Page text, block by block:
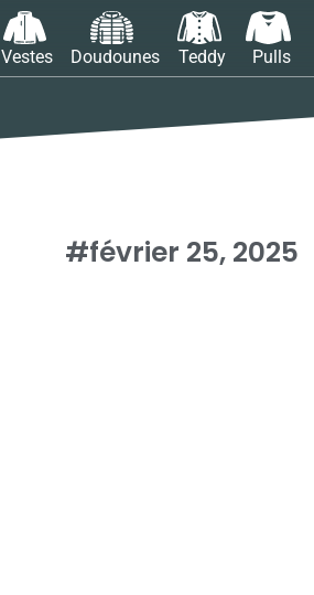
Vestes Doudounes Teddy Pulls
#février 25, 2025